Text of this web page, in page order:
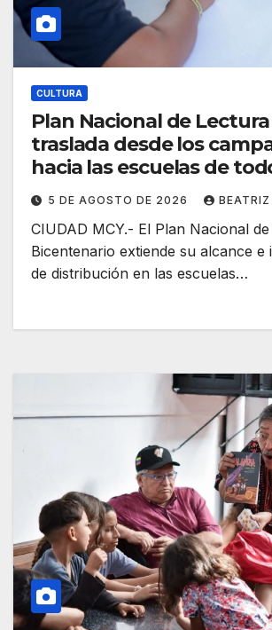
CULTURA
Plan Nacional de Lectura
traslada desde los
hacia las escuelas de
5 DE AGOSTO DE 2026
CIUDAD MCY.- El Plan Nacional
Bicentenario extiende su alcance e
de distribución en las escuelas…